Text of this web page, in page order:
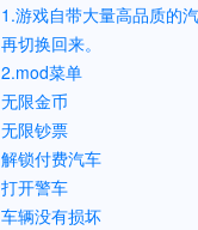
1.游戏自带大量高品质的
再切换回来。
2.mod菜单
无限金币
无限钞票
解锁付费汽车
打开警车
车辆没有损坏